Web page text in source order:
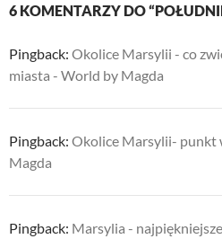
6 KOMENTARZY DO
Pingback: Okolice Marsylii - co
miasta - World by Magda
Pingback: Okolice Marsylii- punkt
Magda
Pingback: Marsylia -